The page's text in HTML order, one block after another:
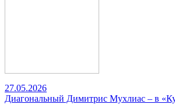
27.05.2026
Диагональный Димитрис Мухлиас – в